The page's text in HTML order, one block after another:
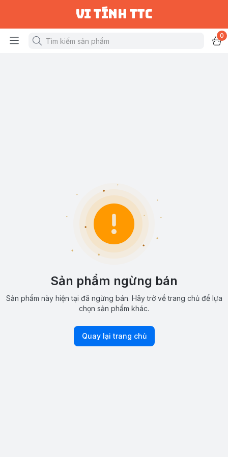
vi tính ttc
0
Sản phẩm ngừng bán
Sản phẩm này hiện tại đã ngừng bán. Hãy trở về trang chủ để lựa
chọn sản phẩm khác.
Quay lại trang chủ